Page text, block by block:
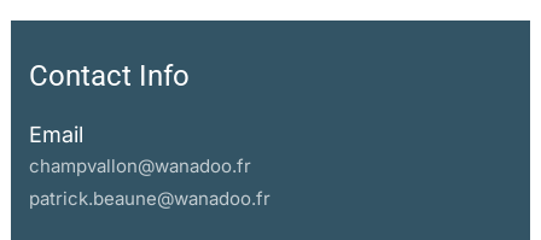
Contact Info
Email
champvallon@wanadoo.fr
patrick.beaune@wanadoo.fr